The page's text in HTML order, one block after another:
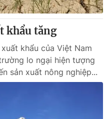
khẩu tăng
khẩu của Việt Nam
lo ngại hiện tượng
sản xuất nông nghiệp...